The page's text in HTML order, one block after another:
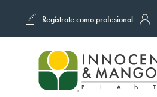
Skip to main content
Regístrate como profesional